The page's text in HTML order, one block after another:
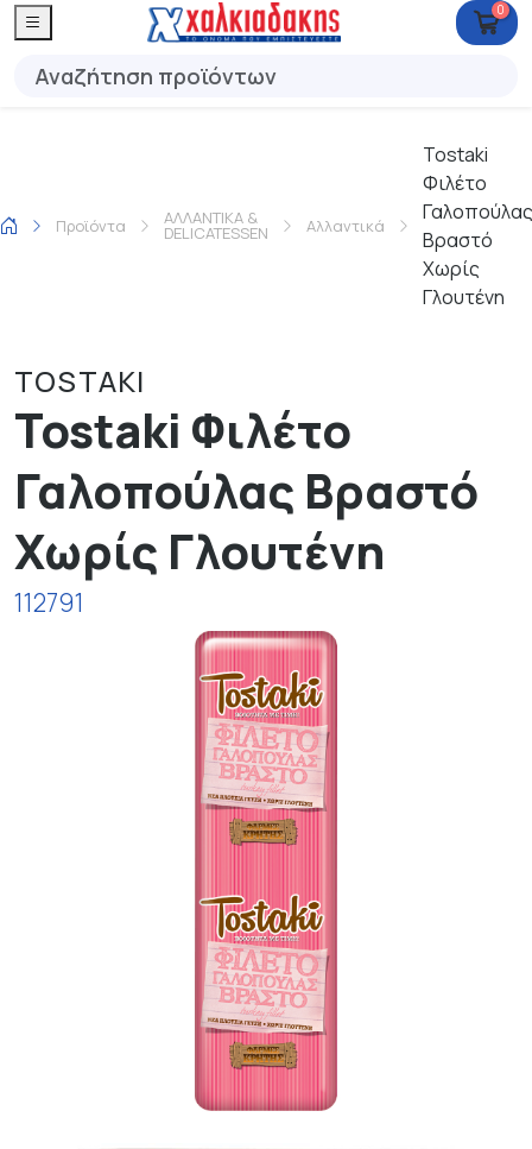
0
Προϊόντα ΑΛΛΑΝΤΙΚΑ &
DELICATESSEN Αλλαντικά
Tostaki
Φιλέτο
Γαλοπούλας
Βραστό
Χωρίς
Γλουτένη
TOSTAKI
Tostaki Φιλέτο
Γαλοπούλας Βραστό
Χωρίς Γλουτένη
112791